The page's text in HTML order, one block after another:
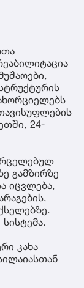
24-
გამზირზე
იცვლება,
კახა